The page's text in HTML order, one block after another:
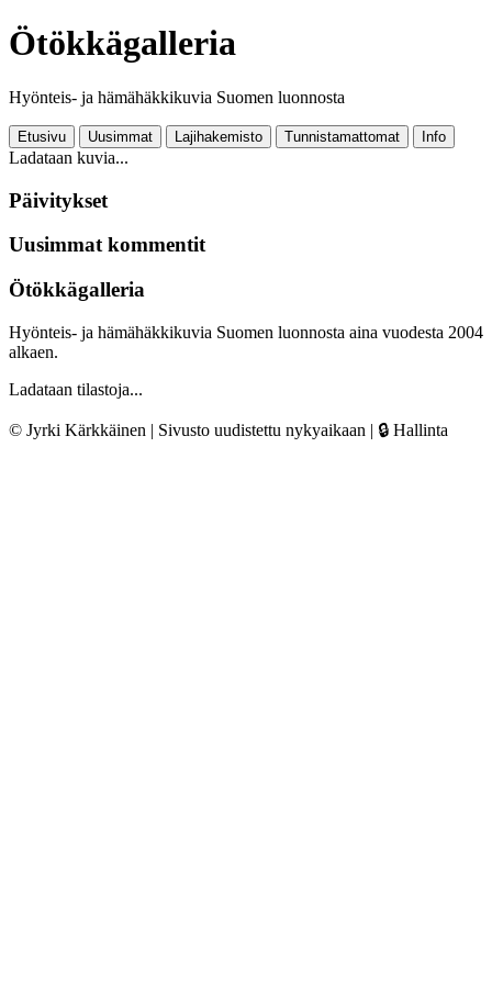
Ötökkägalleria
Hyönteis- ja hämähäkkikuvia Suomen luonnosta
Etusivu Uusimmat Lajihakemisto Tunnistamattomat Info
Ladataan kuvia...
Päivitykset
Uusimmat kommentit
Ötökkägalleria
Hyönteis- ja hämähäkkikuvia Suomen luonnosta aina vuodesta 2004
alkaen.
Ladataan tilastoja...
© Jyrki Kärkkäinen | Sivusto uudistettu nykyaikaan | 🔒 Hallinta